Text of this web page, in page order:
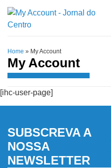
Home » My Account
My Account
[ihc-user-page]
SUBSCREVA A
NOSSA
NEWSLETTER